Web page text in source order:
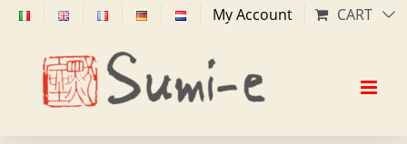
Skip
content
My Account CART